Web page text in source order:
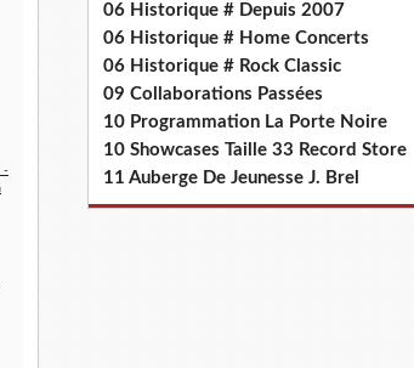
06 Historique # Depuis 2007
06 Historique # Home Concerts
06 Historique # Rock Classic
09 Collaborations Passées
10 Programmation La Porte Noire
10 Showcases Taille 33 Record Store
11 Auberge De Jeunesse J. Brel